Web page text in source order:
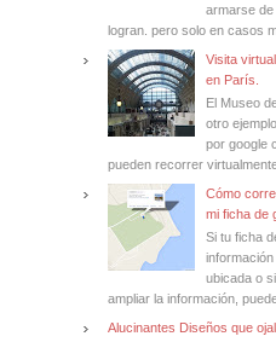
armarse
logran. pero solo en casos
Visita
en París.
El Museo
otro
por google
pueden recorrer
Cómo
mi ficha de
Si tu ficha
ubicada o
ampliar la información,
Alucinantes Diseños que